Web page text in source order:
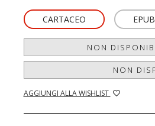
CARTACEO EPUB
NON
NON
AGGIUNGI ALLA WISHLIST